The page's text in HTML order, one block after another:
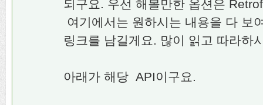
되구요. 우선 해볼만한 옵션은
여기에서는 원하시는 내용을 다 보
링크를 남길게요. 많이 읽고 따라하
아래가 해당 API이구요.